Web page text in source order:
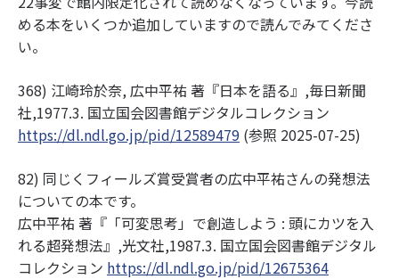
める本をいくつか追加していますので読んでみてくださ
い。
368) 江崎玲於奈, 広中平祐 著『日本を語る』,毎日新聞
社,1977.3. 国立国会図書館デジタルコレクション
https://dl.ndl.go.jp/pid/12589479 (参照 2025-07-25)
82) 同じくフィールズ賞受賞者の広中平祐さんの発想法
についての本です。
広中平祐 著『「可変思考」で創造しよう : 頭にカツを入
れる超発想法』,光文社,1987.3. 国立国会図書館デジタル
コレクション https://dl.ndl.go.jp/pid/12675364